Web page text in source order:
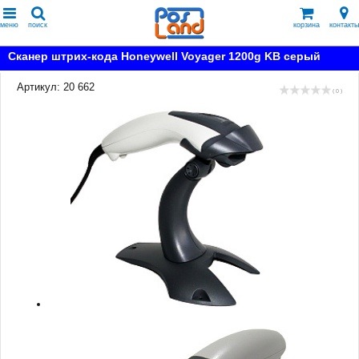
меню поиск корзина контакты
Сканер штрих-кода Honeywell Voyager 1200g KB серый
Артикул: 20 662 ( 0 )